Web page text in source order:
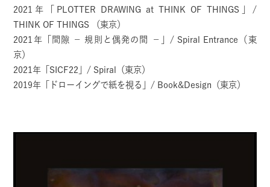
2021年「PLOTTER DRAWING at THINK OF THINGS」/
THINK OF THINGS （東京）
2021年「間隙 － 規則と偶発の間 －」/ Spiral Entrance（東
京）
2021年「SICF22」/ Spiral（東京）
2019年「ドローイングで紙を視る」/ Book&Design（東京）